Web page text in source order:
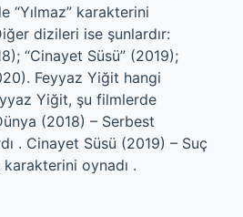
“Yılmaz” karakterini
dizileri ise şunlardır:
“Cinayet Süsü” (2019);
Feyyaz Yiğit hangi
Yiğit, şu filmlerde
(2018) – Serbest
. Cinayet Süsü (2019) – Suç
karakterini oynadı .